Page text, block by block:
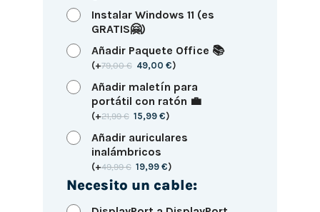
Instalar Windows 11 (es
GRATIS🤗)
Añadir Paquete Office 📚
(+79,00€ 49,00€)
Añadir maletín para
portátil con ratón 💼
(+21,99€ 15,99€)
Añadir auriculares
inalámbricos
(+49,99€ 19,99€)
Necesito un cable: